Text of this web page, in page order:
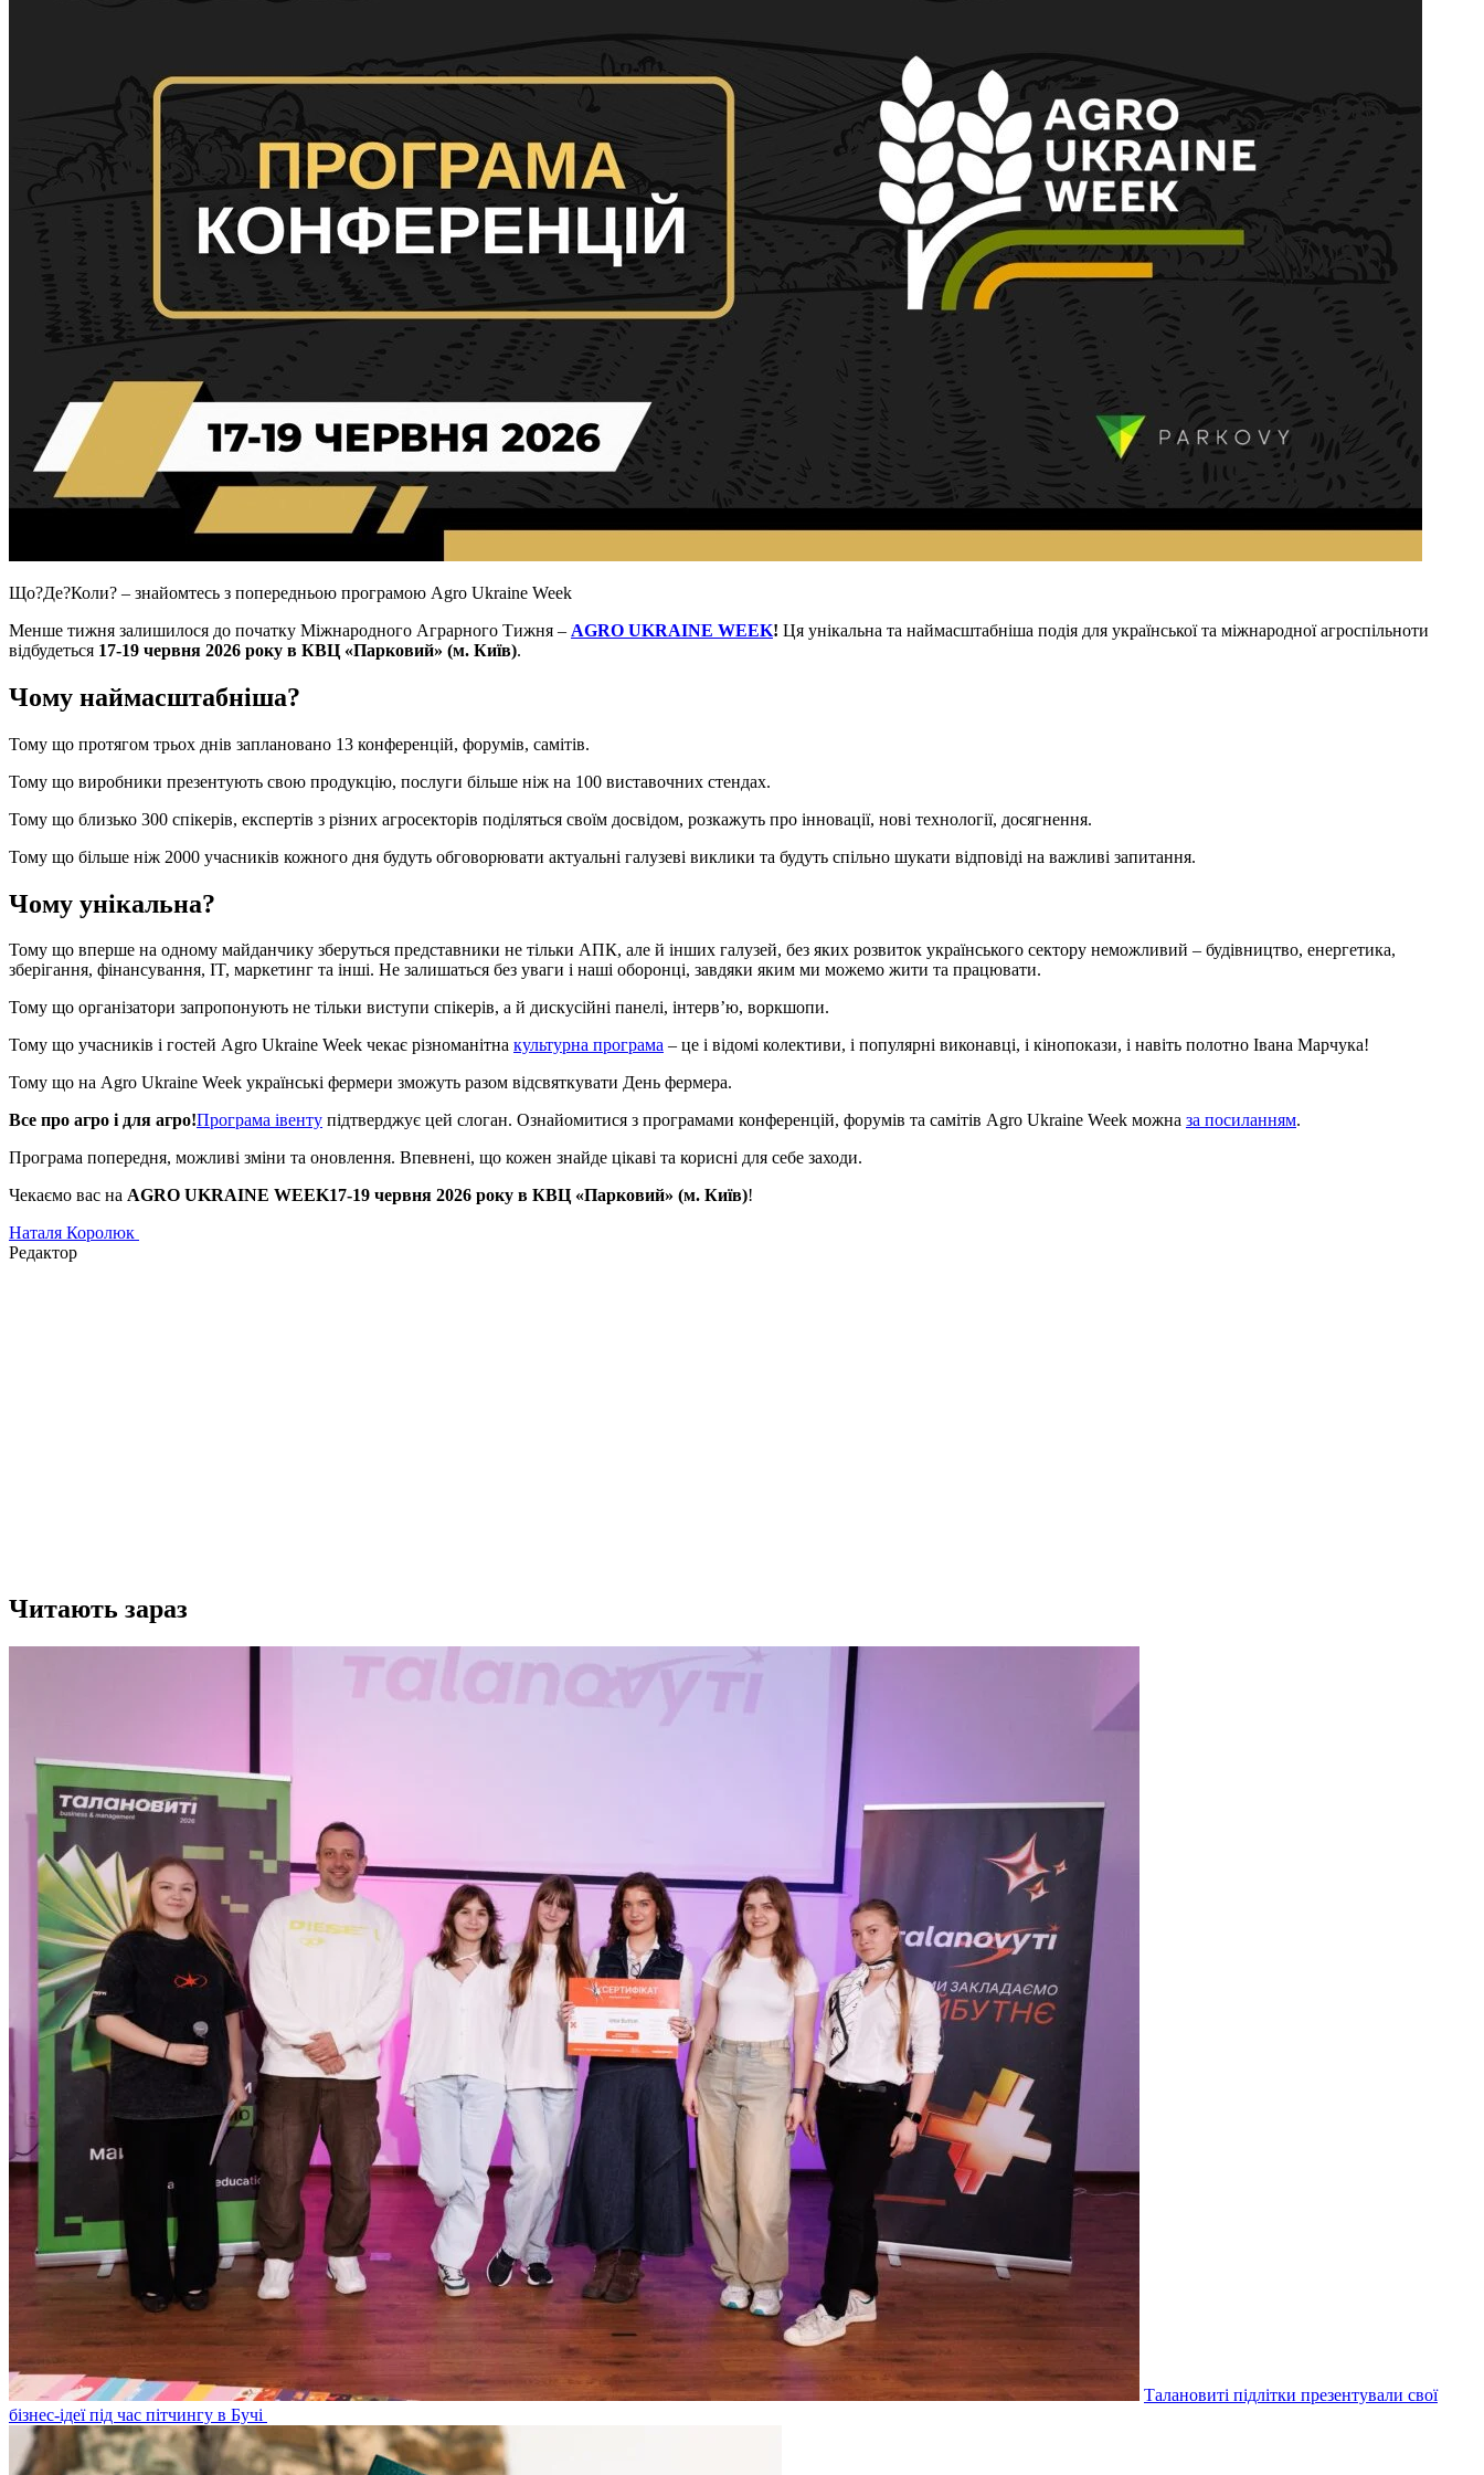
Що?Де?Коли? – знайомтесь з попередньою програмою Agro Ukraine Week
Менше тижня залишилося до початку Міжнародного Аграрного Тижня – AGRO UKRAINE WEEK! Ця унікальна та наймасштабніша подія для української та міжнародної агроспільноти
відбудеться 17-19 червня 2026 року в КВЦ «Парковий» (м. Київ).
Чому наймасштабніша?
Тому що протягом трьох днів заплановано 13 конференцій, форумів, самітів.
Тому що виробники презентують свою продукцію, послуги більше ніж на 100 виставочних стендах.
Тому що близько 300 спікерів, експертів з різних агросекторів поділяться своїм досвідом, розкажуть про інновації, нові технології, досягнення.
Тому що більше ніж 2000 учасників кожного дня будуть обговорювати актуальні галузеві виклики та будуть спільно шукати відповіді на важливі запитання.
Чому унікальна?
Тому що вперше на одному майданчику зберуться представники не тільки АПК, але й інших галузей, без яких розвиток українського сектору неможливий – будівництво, енергетика,
зберігання, фінансування, IT, маркетинг та інші. Не залишаться без уваги і наші оборонці, завдяки яким ми можемо жити та працювати.
Тому що організатори запропонують не тільки виступи спікерів, а й дискусійні панелі, інтерв’ю, воркшопи.
Тому що учасників і гостей Agro Ukraine Week чекає різноманітна культурна програма – це і відомі колективи, і популярні виконавці, і кінопокази, і навіть полотно Івана Марчука!
Тому що на Agro Ukraine Week українські фермери зможуть разом відсвяткувати День фермера.
Все про агро і для агро!Програма івенту підтверджує цей слоган. Ознайомитися з програмами конференцій, форумів та самітів Agro Ukraine Week можна за посиланням.
Програма попередня, можливі зміни та оновлення. Впевнені, що кожен знайде цікаві та корисні для себе заходи.
Чекаємо вас на AGRO UKRAINE WEEK17-19 червня 2026 року в КВЦ «Парковий» (м. Київ)!
Наталя Королюк
Редактор
Читають зараз
Талановиті підлітки презентували свої
бізнес-ідеї під час пітчингу в Бучі